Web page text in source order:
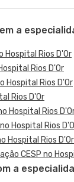
a
Hospital Rios D'Or
Rios D'Or
Hospital Rios D'Or
Rios D'Or
Hospital Rios
Hospital Rios
Hospital Rios D'Or
CESP no
a